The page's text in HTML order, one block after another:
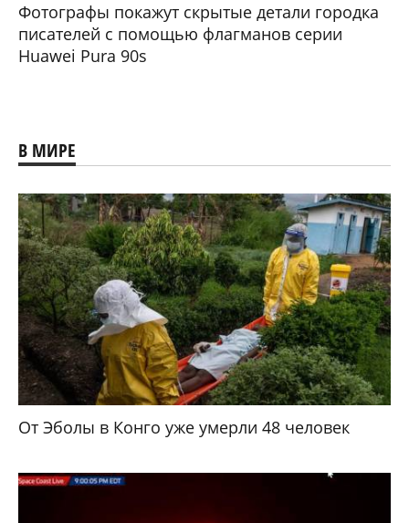
Фотографы покажут скрытые детали городка
писателей с помощью флагманов серии
Huawei Pura 90s
В МИРЕ
От Эболы в Конго уже умерли 48 человек